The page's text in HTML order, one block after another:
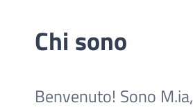
Chi sono
Benvenuto! Sono